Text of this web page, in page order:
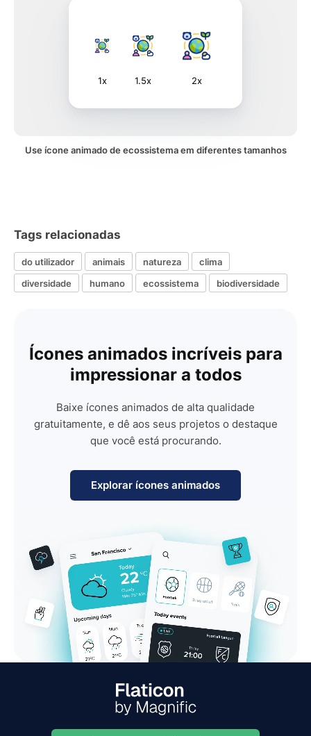
1x 1.5x 2x
Use ícone animado de ecossistema em diferentes tamanhos
Tags relacionadas
do utilizador animais natureza
clima
diversidade
humano ecossistema biodiversidade
Ícones animados incríveis para
impressionar a todos
Baixe ícones animados de alta qualidade
gratuitamente, e dê aos seus projetos o destaque
que você está procurando.
Explorar ícones animados